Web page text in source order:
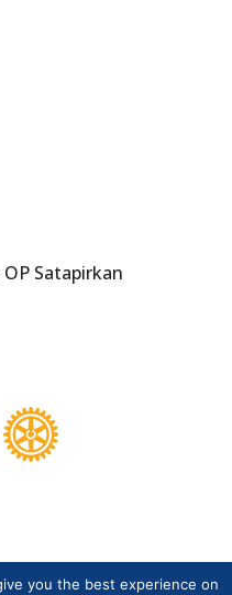
Satapirkan
ry 2026 |
you the best experience on